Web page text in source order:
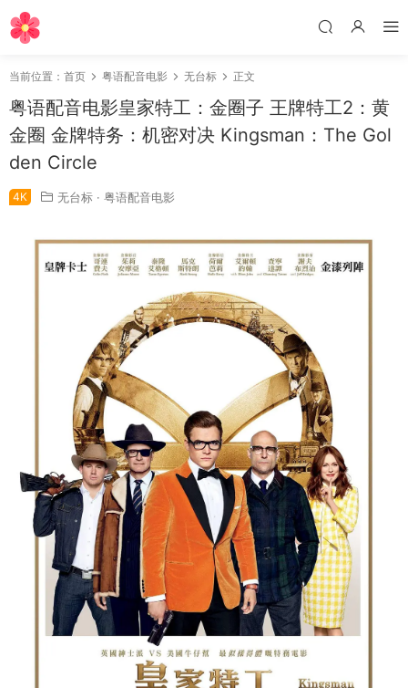
当前位置： 首页 粤语配音电影 无台标 正文
粤语配音电影皇家特工：金圈子 王牌特工2：黄
金圈 金牌特务：机密对决 Kingsman：The Gol
den Circle
4K 无台标 · 粤语配音电影